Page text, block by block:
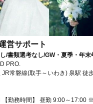
営サポート
/書類選考なし/GW・夏季・年末
PRO.
JR常磐線(取手～いわき) 泉駅 徒
【勤務時間】 昼勤 9:00～17:00